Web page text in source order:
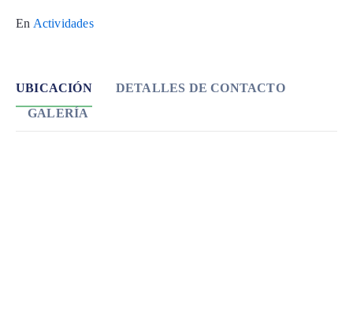
En Actividades
UBICACIÓN
DETALLES DE CONTACTO
GALERÍA